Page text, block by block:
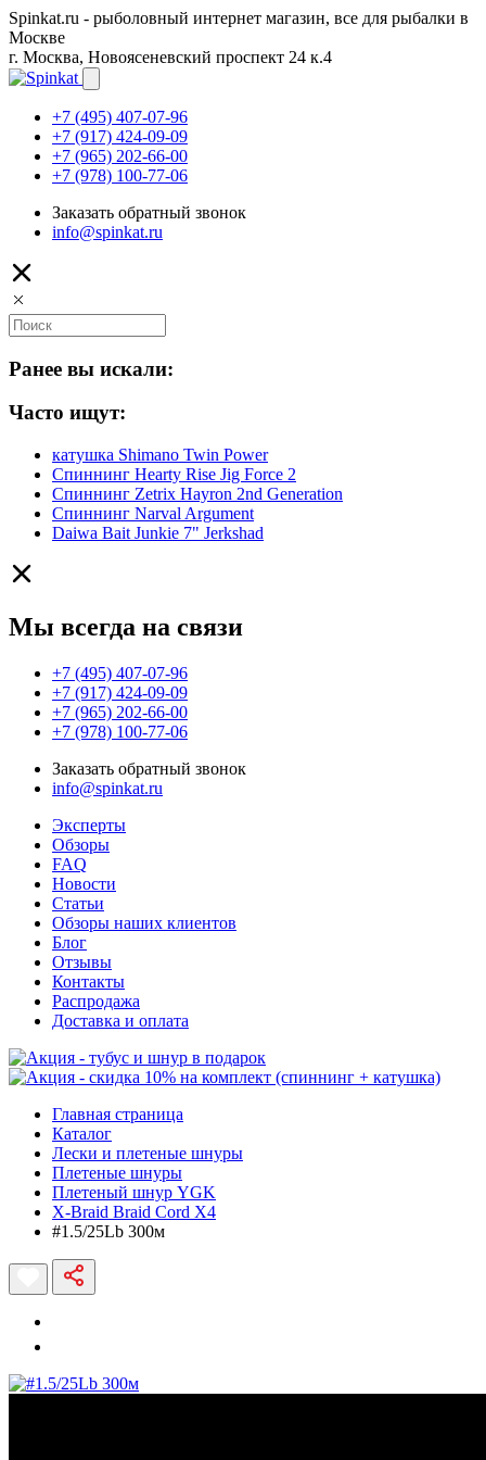
Spinkat.ru - рыболовный интернет магазин, все для рыбалки в
Москве
г. Москва, Новоясеневский проспект 24 к.4
+7 (495) 407-07-96
+7 (917) 424-09-09
+7 (965) 202-66-00
+7 (978) 100-77-06
Заказать обратный звонок
info@spinkat.ru
Ранее вы искали:
Часто ищут:
катушка Shimano Twin Power
Спиннинг Hearty Rise Jig Force 2
Спиннинг Zetrix Hayron 2nd Generation
Спиннинг Narval Argument
Daiwa Bait Junkie 7" Jerkshad
Мы всегда на связи
+7 (495) 407-07-96
+7 (917) 424-09-09
+7 (965) 202-66-00
+7 (978) 100-77-06
Заказать обратный звонок
info@spinkat.ru
Эксперты
Обзоры
FAQ
Новости
Статьи
Обзоры наших клиентов
Блог
Отзывы
Контакты
Распродажа
Доставка и оплата
Главная страница
Каталог
Лески и плетеные шнуры
Плетеные шнуры
Плетеный шнур YGK
X-Braid Braid Cord X4
#1.5/25Lb 300м